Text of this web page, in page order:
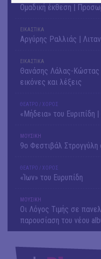
Ομαδική έκθεση |
ΕΙΚΑΣΤΙΚΑ
Αργύρης Ραλλιάς |
ΕΙΚΑΣΤΙΚΑ
Θανάσης Λάλας-Κώστας
εικόνες και λέξεις
ΘΕΑΤΡΟ / ΧΟΡΟΣ
«Μήδεια» του Ευριπίδη
ΜΟΥΣΙΚΗ
9o Φεστιβάλ Στρογγύλη
ΘΕΑΤΡΟ / ΧΟΡΟΣ
«Ίων» του Ευρυπίδη
ΜΟΥΣΙΚΗ
Οι Λόγος Τιμής σε
παρουσίαση του νέου